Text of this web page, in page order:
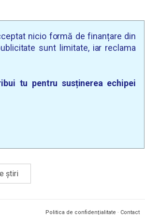
nicio formă de finanțare din
sunt limitate, iar reclama
tu pentru susținerea echipei
știri
Politica de confidențialitate · Contact